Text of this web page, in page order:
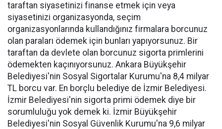
taraftan siyasetinizi finanse etmek için veya
siyasetinizi organizasyonda, seçim
organizasyonlarında kullandığınız firmalara borcunuz
olan paraları ödemek için bunları yapıyorsunuz. Bir
taraftan da devlete olan borcunuz sigorta primlerini
ödemekten kaçınıyorsunuz. Ankara Büyükşehir
Belediyesi'nin Sosyal Sigortalar Kurumu'na 8,4 milyar
TL borcu var. En borçlu belediye de İzmir Belediyesi.
İzmir Belediyesi'nin sigorta primi ödemek diye bir
sorumluluğu yok demek ki. İzmir Büyükşehir
Belediyesi'nin Sosyal Güvenlik Kurumu'na 9,6 milyar